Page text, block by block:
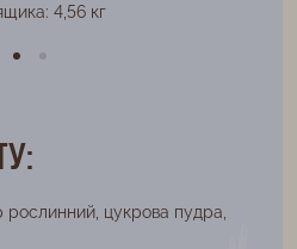
4,56 кг
цукрова пудра,